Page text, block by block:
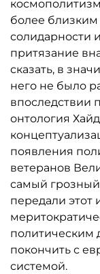
более
солидарности
притязание
сказать, в
него не было
впоследствии
онтология
появления
ветеранов
самый
передали этот
покончить с
системой.